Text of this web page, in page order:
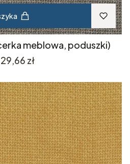
meblowa, poduszki)
zł